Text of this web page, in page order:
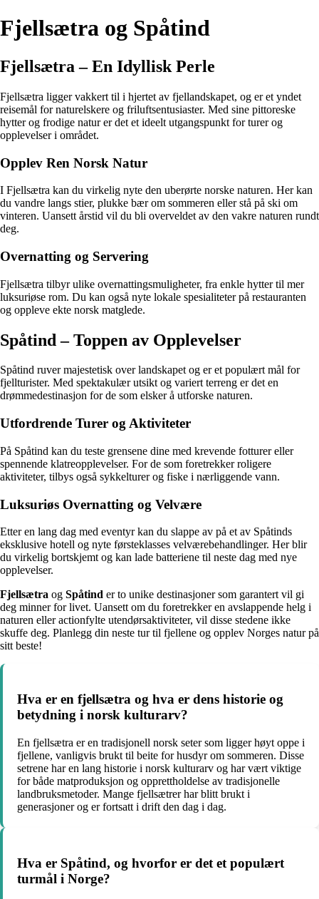
Fjellsætra og Spåtind
Fjellsætra – En Idyllisk Perle
Fjellsætra ligger vakkert til i hjertet av fjellandskapet, og er et yndet
reisemål for naturelskere og friluftsentusiaster. Med sine pittoreske
hytter og frodige natur er det et ideelt utgangspunkt for turer og
opplevelser i området.
Opplev Ren Norsk Natur
I Fjellsætra kan du virkelig nyte den uberørte norske naturen. Her kan
du vandre langs stier, plukke bær om sommeren eller stå på ski om
vinteren. Uansett årstid vil du bli overveldet av den vakre naturen rundt
deg.
Overnatting og Servering
Fjellsætra tilbyr ulike overnattingsmuligheter, fra enkle hytter til mer
luksuriøse rom. Du kan også nyte lokale spesialiteter på restauranten
og oppleve ekte norsk matglede.
Spåtind – Toppen av Opplevelser
Spåtind ruver majestetisk over landskapet og er et populært mål for
fjellturister. Med spektakulær utsikt og variert terreng er det en
drømmedestinasjon for de som elsker å utforske naturen.
Utfordrende Turer og Aktiviteter
På Spåtind kan du teste grensene dine med krevende fotturer eller
spennende klatreopplevelser. For de som foretrekker roligere
aktiviteter, tilbys også sykkelturer og fiske i nærliggende vann.
Luksuriøs Overnatting og Velvære
Etter en lang dag med eventyr kan du slappe av på et av Spåtinds
eksklusive hotell og nyte førsteklasses velværebehandlinger. Her blir
du virkelig bortskjemt og kan lade batteriene til neste dag med nye
opplevelser.
Fjellsætra og Spåtind er to unike destinasjoner som garantert vil gi
deg minner for livet. Uansett om du foretrekker en avslappende helg i
naturen eller actionfylte utendørsaktiviteter, vil disse stedene ikke
skuffe deg. Planlegg din neste tur til fjellene og opplev Norges natur på
sitt beste!
Hva er en fjellsætra og hva er dens historie og
betydning i norsk kulturarv?
En fjellsætra er en tradisjonell norsk seter som ligger høyt oppe i
fjellene, vanligvis brukt til beite for husdyr om sommeren. Disse
setrene har en lang historie i norsk kulturarv og har vært viktige
for både matproduksjon og opprettholdelse av tradisjonelle
landbruksmetoder. Mange fjellsætrer har blitt brukt i
generasjoner og er fortsatt i drift den dag i dag.
Hva er Spåtind, og hvorfor er det et populært
turmål i Norge?